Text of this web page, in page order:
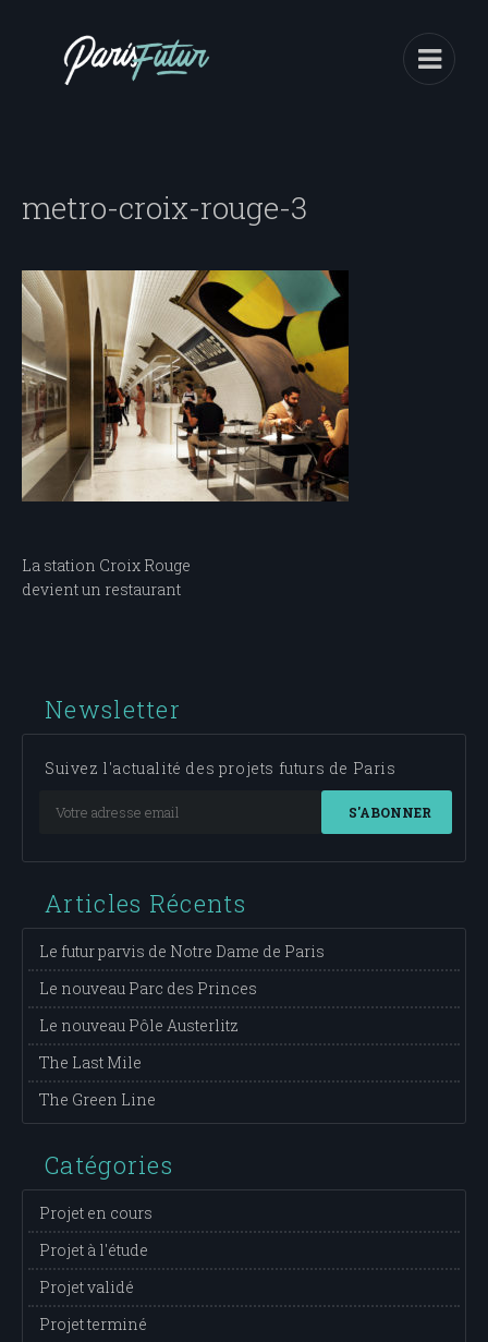
metro-croix-rouge-3
Navigation
de
La station Croix Rouge
devient un restaurant
Newsletter
Suivez l'actualité des projets futurs de Paris
S'ABONNER
Articles Récents
Le futur parvis de Notre Dame de Paris
Le nouveau Parc des Princes
Le nouveau Pôle Austerlitz
The Last Mile
The Green Line
Catégories
Projet en cours
Projet à l'étude
Projet validé
Projet terminé